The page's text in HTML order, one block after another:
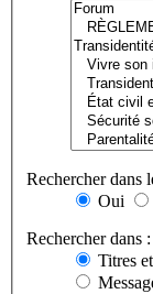
Rechercher dans
Oui
Rechercher dans :
Titres